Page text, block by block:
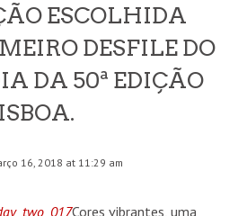
ESCOLHIDA
DESFILE DO
DA 50ª EDIÇÃO
16, 2018 at 11:29 am
Cores vibrantes, uma